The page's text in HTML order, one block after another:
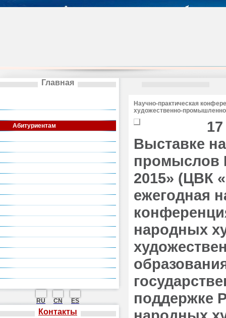
Главная
Абитуриентам
RU CN ES
Контакты
Научно-практическая
художественно-
Выставке
промыслов
2015» (ЦВК
ежегодная
народных
поддержке